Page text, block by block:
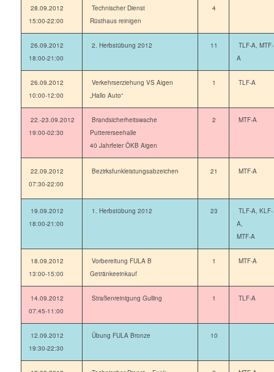
28.09.2012
15:00-22:00
Technischer Dienst
Rüsthaus reinigen
4
26.09.2012
18:00-21:00
2. Herbstübung 2012 11
TLF-A, MTF-
A
26.09.2012
10:00-12:00
Verkehrserziehung VS Aigen
„Hallo Auto“
1 TLF-A
22.-23.09.2012
19:00-02:30
Brandsicherheitswache
Puttererseehalle
40 Jahrfeier ÖKB Aigen
2 MTF-A
22.09.2012
07:30-22:00
Bezirksfunkleistungsabzeichen 21 MTF-A
19.09.2012
18:00-21:00
1. Herbstübung 2012 23
TLF-A, KLF-
A,
MTF-A
18.09.2012
13:00-15:00
Vorbereitung FULA B
Getränkeeinkauf
1 MTF-A
14.09.2012
07:45-11:00
Straßenreinigung Gulling 1 TLF-A
12.09.2012
19:30-22:30
Übung FULA Bronze 10